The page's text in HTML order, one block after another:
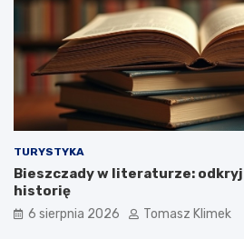
TURYSTYKA
Bieszczady w literaturze:
historię
6 sierpnia 2026 Tomasz Klimek